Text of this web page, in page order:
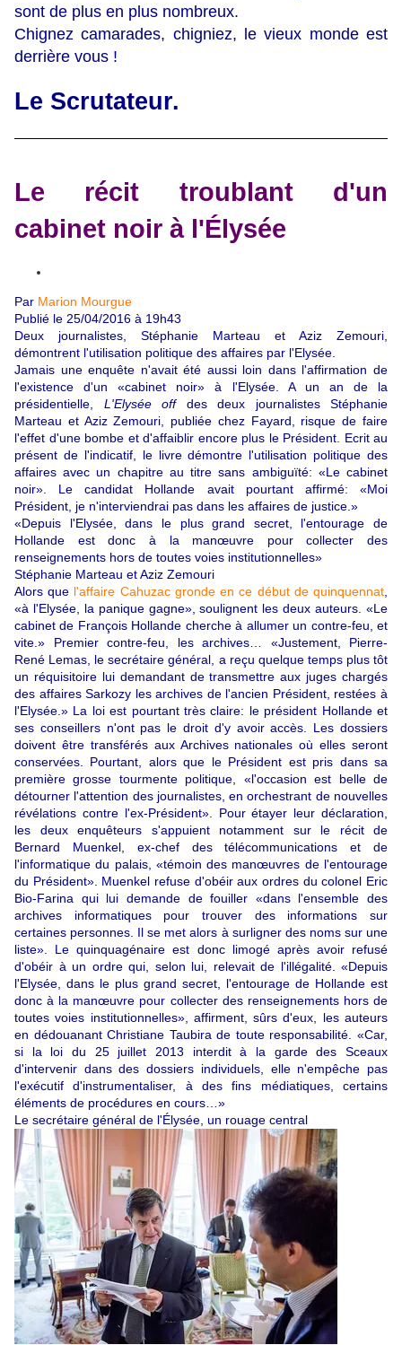
sont de plus en plus nombreux.
Chignez camarades, chigniez, le vieux monde est
derrière vous !
Le Scrutateur.
Le récit troublant d'un
cabinet noir à l'Élysée
Par Marion Mourgue
Publié le 25/04/2016 à 19h43
Deux journalistes, Stéphanie Marteau et Aziz Zemouri,
démontrent l'utilisation politique des affaires par l'Elysée.
Jamais une enquête n'avait été aussi loin dans l'affirmation de
l'existence d'un «cabinet noir» à l'Elysée. A un an de la
présidentielle, L'Elysée offdes deux journalistes Stéphanie
Marteau et Aziz Zemouri, publiée chez Fayard, risque de faire
l'effet d'une bombe et d'affaiblir encore plus le Président. Ecrit au
présent de l'indicatif, le livre démontre l'utilisation politique des
affaires avec un chapitre au titre sans ambiguïté: «Le cabinet
noir». Le candidat Hollande avait pourtant affirmé: «Moi
Président, je n'interviendrai pas dans les affaires de justice.»
«Depuis l'Elysée, dans le plus grand secret, l'entourage de
Hollande est donc à la manœuvre pour collecter des
renseignements hors de toutes voies institutionnelles»
Stéphanie Marteau et Aziz Zemouri
Alors que l'affaire Cahuzac gronde en ce début de quinquennat
«à l'Elysée, la panique gagne», soulignent les deux auteurs. «Le
cabinet de François Hollande cherche à allumer un contre-feu, et
vite.» Premier contre-feu, les archives… «Justement, Pierre-
René Lemas, le secrétaire général, a reçu quelque temps plus tôt
un réquisitoire lui demandant de transmettre aux juges chargés
des affaires Sarkozy les archives de l'ancien Président, restées à
l'Elysée.» La loi est pourtant très claire: le président Hollande et
ses conseillers n'ont pas le droit d'y avoir accès. Les dossiers
doivent être transférés aux Archives nationales où elles seront
conservées. Pourtant, alors que le Président est pris dans sa
première grosse tourmente politique, «l'occasion est belle de
détourner l'attention des journalistes, en orchestrant de nouvelles
révélations contre l'ex-Président». Pour étayer leur déclaration,
les deux enquêteurs s'appuient notamment sur le récit de
Bernard Muenkel, ex-chef des télécommunications et de
l'informatique du palais, «témoin des manœuvres de l'entourage
du Président». Muenkel refuse d'obéir aux ordres du colonel Eric
Bio-Farina qui lui demande de fouiller «dans l'ensemble des
archives informatiques pour trouver des informations sur
certaines personnes. Il se met alors à surligner des noms sur une
liste». Le quinquagénaire est donc limogé après avoir refusé
d'obéir à un ordre qui, selon lui, relevait de l'illégalité. «Depuis
l'Elysée, dans le plus grand secret, l'entourage de Hollande est
donc à la manœuvre pour collecter des renseignements hors de
toutes voies institutionnelles», affirment, sûrs d'eux, les auteurs
en dédouanant Christiane Taubira de toute responsabilité. «Car,
si la loi du 25 juillet 2013 interdit à la garde des Sceaux
d'intervenir dans des dossiers individuels, elle n'empêche pas
l'exécutif d'instrumentaliser, à des fins médiatiques, certains
éléments de procédures en cours…»
Le secrétaire général de l'Élysée, un rouage central